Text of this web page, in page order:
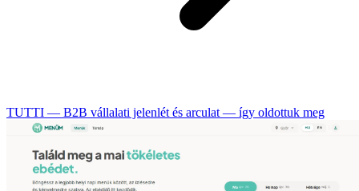
TUTTI — B2B vállalati jelenlét és arculat — így oldottuk meg